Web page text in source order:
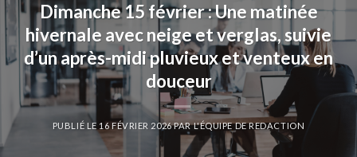
Dimanche 15 février : Une matinée
hivernale avec neige et verglas, suivie
d’un après-midi pluvieux et venteux en
douceur
PUBLIÉ LE 16 FÉVRIER 2026PARL'ÉQUIPE DE REDACTION